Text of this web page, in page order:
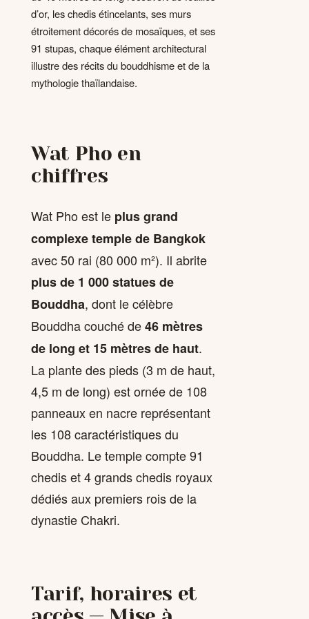
d’or, les chedis étincelants, ses murs
étroitement décorés de mosaïques, et ses
91 stupas, chaque élément architectural
illustre des récits du bouddhisme et de la
mythologie thaïlandaise.
Wat Pho en
chiffres
Wat Pho est le plus grand
complexe temple de Bangkok
avec 50 rai (80 000 m²). Il abrite
plus de 1 000 statues de
Bouddha, dont le célèbre
Bouddha couché de46 mètres
de long et 15 mètres de haut.
La plante des pieds (3 m de haut,
4,5 m de long) est ornée de 108
panneaux en nacre représentant
les 108 caractéristiques du
Bouddha. Le temple compte 91
chedis et 4 grands chedis royaux
dédiés aux premiers rois de la
dynastie Chakri.
Tarif, horaires et